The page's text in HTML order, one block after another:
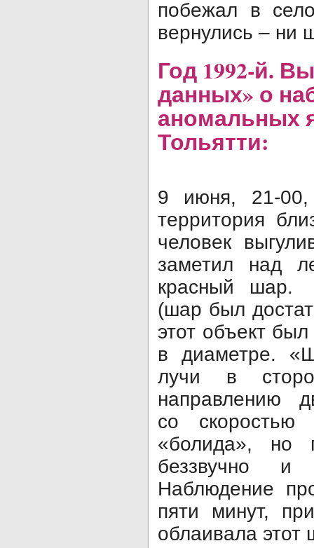
побежал в
вернулись –
Год 1992-й.
данных» о
аномальных
Тольятти:
9 июня, 21-00,
территория
человек
заметил над
красный шар.
(шар был
этот объект
в диаметре.
лучи в
направлению
со скоростью
«болида», но
беззвучно
Наблюдение
пяти минут,
облаивала этот